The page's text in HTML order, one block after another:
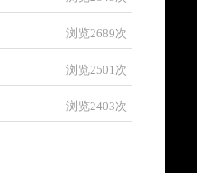
浏览2689次
浏览2501次
浏览2403次